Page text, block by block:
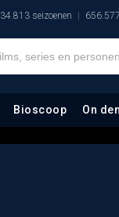
34.813 seizoenen
Bioscoop On